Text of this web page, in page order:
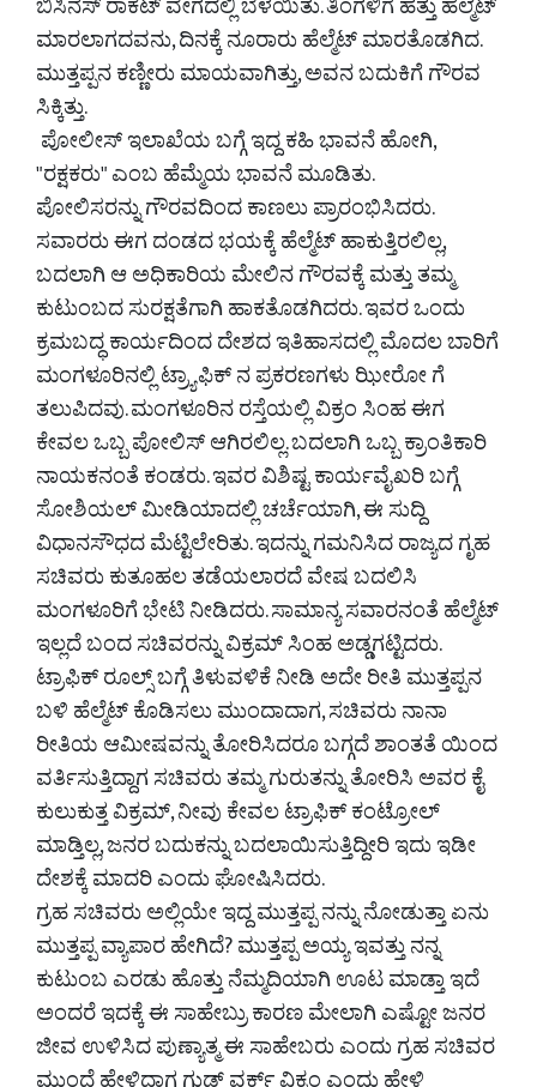
ಬಿಸಿನೆಸ್ ರಾಕೆಟ್ ವೇಗದಲ್ಲಿ ಬೆಳೆಯಿತು. ತಿಂಗಳಿಗೆ ಹತ್ತು ಹೆಲ್ಮೆಟ್
ಮಾರಲಾಗದವನು, ದಿನಕ್ಕೆ ನೂರಾರು ಹೆಲ್ಮೆಟ್ ಮಾರತೊಡಗಿದ.
ಮುತ್ತಪ್ಪನ ಕಣ್ಣೀರು ಮಾಯವಾಗಿತ್ತು, ಅವನ ಬದುಕಿಗೆ ಗೌರವ
ಸಿಕ್ಕಿತ್ತು.
ಪೋಲೀಸ್ ಇಲಾಖೆಯ ಬಗ್ಗೆ ಇದ್ದ ಕಹಿ ಭಾವನೆ ಹೋಗಿ,
"ರಕ್ಷಕರು" ಎಂಬ ಹೆಮ್ಮೆಯ ಭಾವನೆ ಮೂಡಿತು.
ಪೋಲಿಸರನ್ನು ಗೌರವದಿಂದ ಕಾಣಲು ಪ್ರಾರಂಭಿಸಿದರು.
ಸವಾರರು ಈಗ ದಂಡದ ಭಯಕ್ಕೆ ಹೆಲ್ಮೆಟ್ ಹಾಕುತ್ತಿರಲಿಲ್ಲ,
ಬದಲಾಗಿ ಆ ಅಧಿಕಾರಿಯ ಮೇಲಿನ ಗೌರವಕ್ಕೆ ಮತ್ತು ತಮ್ಮ
ಕುಟುಂಬದ ಸುರಕ್ಷತೆಗಾಗಿ ಹಾಕತೊಡಗಿದರು. ಇವರ ಒಂದು
ಕ್ರಮಬದ್ಧ ಕಾರ್ಯದಿಂದ ದೇಶದ ಇತಿಹಾಸದಲ್ಲಿ ಮೊದಲ ಬಾರಿಗೆ
ಮಂಗಳೂರಿನಲ್ಲಿ ಟ್ರ್ಯಾಫಿಕ್ ನ ಪ್ರಕರಣಗಳು ಝೀರೋ ಗೆ
ತಲುಪಿದವು. ಮಂಗಳೂರಿನ ರಸ್ತೆಯಲ್ಲಿ ವಿಕ್ರಂ ಸಿಂಹ ಈಗ
ಕೇವಲ ಒಬ್ಬ ಪೋಲಿಸ್ ಆಗಿರಲಿಲ್ಲ. ಬದಲಾಗಿ ಒಬ್ಬ ಕ್ರಾಂತಿಕಾರಿ
ನಾಯಕನಂತೆ ಕಂಡರು. ಇವರ ವಿಶಿಷ್ಟ ಕಾರ್ಯವೈಖರಿ ಬಗ್ಗೆ
ಸೋಶಿಯಲ್ ಮೀಡಿಯಾದಲ್ಲಿ ಚರ್ಚೆಯಾಗಿ, ಈ ಸುದ್ದಿ
ವಿಧಾನಸೌಧದ ಮೆಟ್ಟಿಲೇರಿತು. ಇದನ್ನು ಗಮನಿಸಿದ ರಾಜ್ಯದ ಗೃಹ
ಸಚಿವರು ಕುತೂಹಲ ತಡೆಯಲಾರದೆ ವೇಷ ಬದಲಿಸಿ
ಮಂಗಳೂರಿಗೆ ಭೇಟಿ ನೀಡಿದರು. ಸಾಮಾನ್ಯ ಸವಾರನಂತೆ ಹೆಲ್ಮೆಟ್
ಇಲ್ಲದೆ ಬಂದ ಸಚಿವರನ್ನು ವಿಕ್ರಮ್ ಸಿಂಹ ಅಡ್ಡಗಟ್ಟಿದರು.
ಟ್ರಾಫಿಕ್ ರೂಲ್ಸ್ ಬಗ್ಗೆ ತಿಳುವಳಿಕೆ ನೀಡಿ ಅದೇ ರೀತಿ ಮುತ್ತಪ್ಪನ
ಬಳಿ ಹೆಲ್ಮೆಟ್ ಕೊಡಿಸಲು ಮುಂದಾದಾಗ, ಸಚಿವರು ನಾನಾ
ರೀತಿಯ ಆಮೀಷವನ್ನು ತೋರಿಸಿದರೂ ಬಗ್ಗದೆ ಶಾಂತತೆ ಯಿಂದ
ವರ್ತಿಸುತ್ತಿದ್ದಾಗ ಸಚಿವರು ತಮ್ಮ ಗುರುತನ್ನು ತೋರಿಸಿ ಅವರ ಕೈ
ಕುಲುಕುತ್ತ ವಿಕ್ರಮ್, ನೀವು ಕೇವಲ ಟ್ರಾಫಿಕ್ ಕಂಟ್ರೋಲ್
ಮಾಡ್ತಿಲ್ಲ, ಜನರ ಬದುಕನ್ನು ಬದಲಾಯಿಸುತ್ತಿದ್ದೀರಿ ಇದು ಇಡೀ
ದೇಶಕ್ಕೆ ಮಾದರಿ ಎಂದು ಘೋಷಿಸಿದರು.
ಗ್ರಹ ಸಚಿವರು ಅಲ್ಲಿಯೇ ಇದ್ದ ಮುತ್ತಪ್ಪ ನನ್ನು ನೋಡುತ್ತಾ ಏನು
ಮುತ್ತಪ್ಪ ವ್ಯಾಪಾರ ಹೇಗಿದೆ? ಮುತ್ತಪ್ಪ ಅಯ್ಯ ಇವತ್ತು ನನ್ನ
ಕುಟುಂಬ ಎರಡು ಹೊತ್ತು ನೆಮ್ಮದಿಯಾಗಿ ಊಟ ಮಾಡ್ತಾ ಇದೆ
ಅಂದರೆ ಇದಕ್ಕೆ ಈ ಸಾಹೇಬ್ರು ಕಾರಣ ಮೇಲಾಗಿ ಎಷ್ಟೋ ಜನರ
ಜೀವ ಉಳಿಸಿದ ಪುಣ್ಯಾತ್ಮ ಈ ಸಾಹೇಬರು ಎಂದು ಗ್ರಹ ಸಚಿವರ